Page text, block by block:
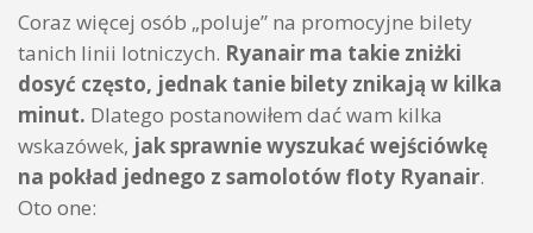
Coraz więcej osób „poluje” na promocyjne bilety
tanich linii lotniczych. Ryanair ma takie zniżki
dosyć często, jednak tanie bilety znikają w kilka
minut. Dlatego postanowiłem dać wam kilka
wskazówek, jak sprawnie wyszukać wejściówkę
na pokład jednego z samolotów floty Ryanair.
Oto one: